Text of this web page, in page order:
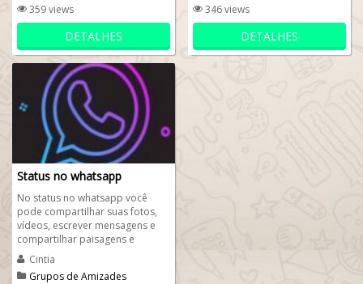
359 views
DETALHES
346 views
DETALHES
Status no whatsapp
No status no whatsapp você
pode compartilhar suas fotos,
vídeos, escrever mensagens e
compartilhar paisagens e
imagens. Então, se ainda não
tem o ...
Cintia
Grupos de Amizades